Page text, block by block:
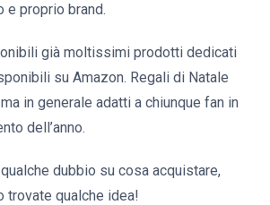
e proprio brand.
già moltissimi prodotti dedicati
su Amazon. Regali di Natale
in generale adatti a chiunque fan in
dell’anno.
dubbio su cosa acquistare,
trovate qualche idea!